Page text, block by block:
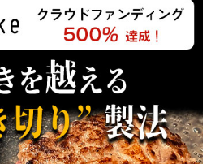
ッ
へ